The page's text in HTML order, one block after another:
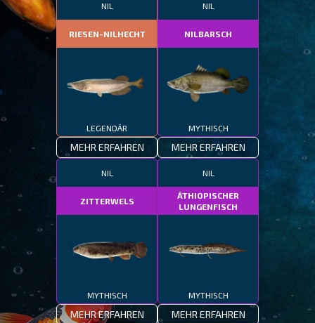
NIL
RIESEN-NILHECHT
LEGENDÄR
MEHR ERFAHREN
NIL
NILBARSCH
MYTHISCH
MEHR ERFAHREN
NIL
ZITTERWELS
MYTHISCH
MEHR ERFAHREN
NIL
ÄTHIOPISCHER
LUNGENFISCH
MYTHISCH
MEHR ERFAHREN